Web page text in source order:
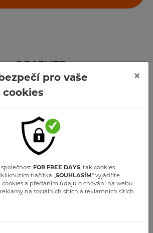
RECENZE
Kdo s námi letěl
pro vaše
×
FOR FREE DAYS , tak cookies
tlačítka ,, SOUHLASÍM" vyjádříte
cookies a předáním údajů o chování na webu
na sociálních sítích a reklamních sítích